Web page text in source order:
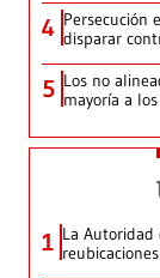
4 Persecución
disparar
5 Los no
mayoría a
1 La Autoridad